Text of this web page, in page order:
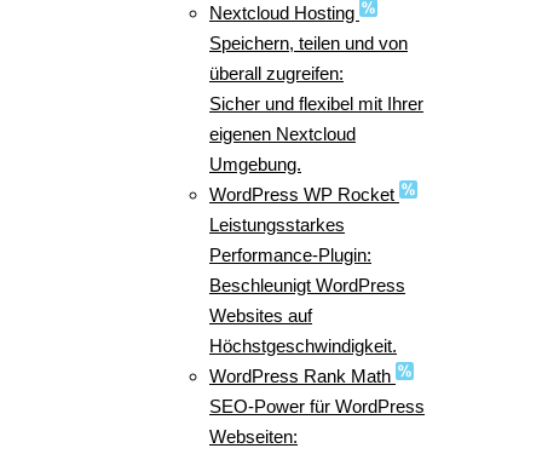
Nextcloud Hosting
Speichern, teilen und von
überall zugreifen:
Sicher und flexibel mit Ihrer
eigenen Nextcloud
Umgebung.
WordPress WP Rocket
Leistungsstarkes
Performance-Plugin:
Beschleunigt WordPress
Websites auf
Höchstgeschwindigkeit.
WordPress Rank Math
SEO-Power für WordPress
Webseiten: